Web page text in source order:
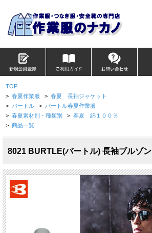
TOP
> 春夏作業服 > 春夏 長袖ジャケット
> バートル > バートル春夏作業服
> 春夏素材別・種類別 > 春夏 綿１００％
> 商品一覧
8021 BURTLE(バートル) 長袖ブルゾン